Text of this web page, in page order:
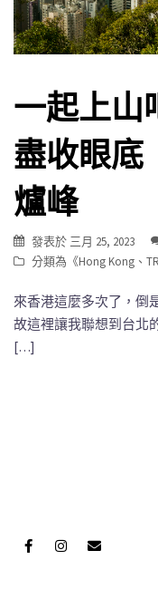
一起上山
盡收眼底
爐峰
發表於 三月 25, 2023
分類為《Hong Kong 、
來香港這麼多次了，倒
故這裡讓我聯想到台北
[…]